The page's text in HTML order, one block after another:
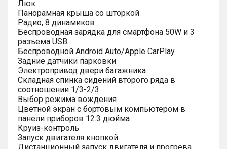
Люк
Панорамная крыша со шторкой
Радио, 8 динамиков
Беспроводная зарядка для смартфона 50W и 3
разъема USB
Беспроводной Android Auto/Apple CarPlay
Задние датчики парковки
Электропривод двери багажника
Складная спинка сидений второго ряда в
соотношении 1/3-2/3
Выбор режима вождения
Цветной экран с бортовым компьютером в
панели приборов 12.3 дюйма
Круиз-контроль
Запуск двигателя кнопкой
Дистанционный запуск двигателя и прогрева